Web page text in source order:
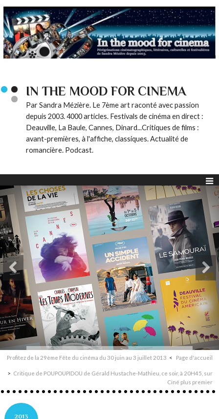
IN THE MOOD FOR CINEMA
Par Sandra Mézière. Le 7ème art raconté avec passion
depuis 2003. 4000 articles. Festivals de cinéma en direct :
Deauville, La Baule, Cannes, Dinard...Critiques de films :
avant-premières, à l'affiche, classiques. Actualité de
romancière. Podcast.
Profitez de la 29ème Fête du cinéma du 30 juin au 3 juillet 2013 Page d'accueil
Critique de POUPOUPIDOU de Gérald Hustache-Mathieu, ce soir, à 20H45, sur
Ciné plus premier
2013